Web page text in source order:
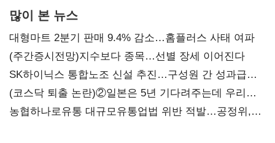
많이 본 뉴스
대형마트 2분기 판매 9.4% 감소…홈플러스 사태 여파
(주간증시전망)지수보다 종목…선별 장세 이어진다
SK하이닉스 통합노조 신설 추진…구성원 간 성과급
불만 확산
(코스닥 퇴출 논란)②일본은 5년 기다려주는데 우리는
당장 퇴출?…시간만으론 부족한 코스닥 구하기
농협하나로유통 대규모유통업법 위반 적발…공정위,